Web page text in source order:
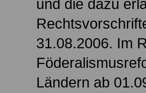
und die dazu
31.08.2006. Im
Ländern ab